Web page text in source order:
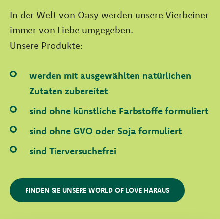
In der Welt von Oasy werden unsere Vierbeiner
immer von Liebe umgegeben.
Unsere Produkte:
werden mit ausgewählten natürlichen
Zutaten zubereitet
sind ohne künstliche Farbstoffe formuliert
sind ohne GVO oder Soja formuliert
sind Tierversuchefrei
FINDEN SIE UNSERE WORLD OF LOVE HARAUS